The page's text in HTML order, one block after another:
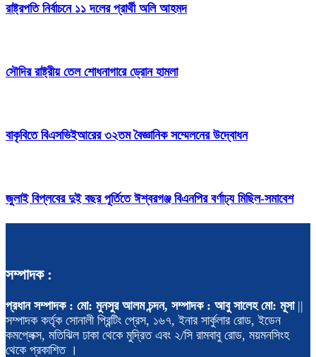
রাষ্ট্রপতি নির্বাচনে ১১ দলের প্রার্থী অলি আহমদ
সৌদির রাষ্ট্রীয় তেল শোধনাগারে ড্রোন হামলা
বাকৃবিতে বিএসভিইআরের ৩২তম বৈজ্ঞানিক সম্মেলনের উদ্বোধন
জুলাই বিপ্লবের দুই বছর পূর্তিতে ঈশ্বরগঞ্জ বিএনপির বর্ণাঢ্য মিছিল-সমাবেশ
সম্পাদক :
প্রধান সম্পাদক : মো: মুনসুর আলম চন্দন, সম্পাদক : আবু সালেহ মো: মূসা||
সম্পাদক কর্তৃক সোনালী প্রিন্টিং প্রেস, ১৬৭, ইনার সার্কুলার রোড, ইডেন
কমপ্লেক্স, মতিঝিল ঢাকা থেকে মুদ্রিত এবং ২/সি রামবাবু রোড, ময়মনসিংহ
থেকে প্রকাশিত ।